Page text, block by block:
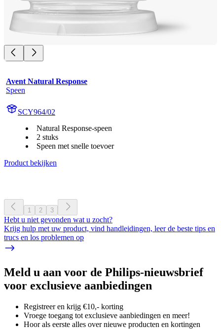
Avent Natural Response
Speen
SCY964/02
Natural Response-speen
2 stuks
Speen met snelle toevoer
Product bekijken
1 2 3
Hebt u niet gevonden wat u zocht?
Krijg hulp met uw product, vind handleidingen, leer de beste tips en
trucs en los problemen op
Meld u aan voor de Philips-nieuwsbrief
voor exclusieve aanbiedingen
Registreer en krijg €10,- korting
Vroege toegang tot exclusieve aanbiedingen en meer!
Hoor als eerste alles over nieuwe producten en kortingen